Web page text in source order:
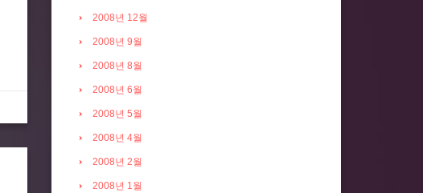
2008년 12월
2008년 9월
2008년 8월
2008년 6월
2008년 5월
2008년 4월
2008년 2월
2008년 1월